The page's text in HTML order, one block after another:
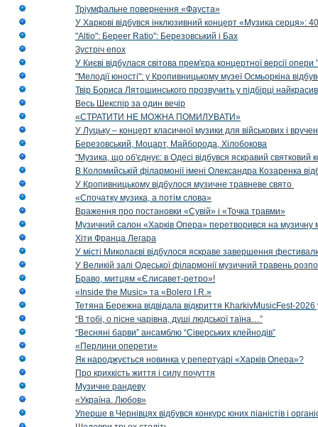
Тріумфальне повернення «Фауста»
У Харкові відбувся інклюзивний концерт «Музика серця»:
"Altio": Береer Ratio": Березовський і Бах
Зустріч епох
У Києві відбулася світова прем'єра концертної версії
"Мелодії юності": у Кропивницькому музеї Осмьоркіна
Твір Бориса Лятошинського прозвучить у підбірці
Весь Шекспір за один вечір
«СТРАТИТИ НЕ МОЖНА ПОМИЛУВАТИ»
У Луцьку – концерт класичної музики для військових і
Березовський, Моцарт, Майборода, Хілобокова
"Музика, що об'єднує: в Одесі відбувся яскравий
В Коломийській філармонії імені Олександра Козаренка
У Кропивницькому відбулося музичне травневе свято
«Спочатку музика, а потім слова»
Враження про постановки «Сувій» і «Точка травми»
Музичний салон «Харків Опера» перетворився на музичну
Хіти Франца Легара
У місті Миколаєві відбулося яскраве завершення
У Великій залі Одеської філармонії музичний травень
Браво, митцям «Єлисавет-ретро»!
«Inside the Music» та «Bolero I.R.»
Тетяна Бережна відвідала відкриття KharkivMusicFest-2026
“В тобі, о пісне чарівна, душі людської таїна…”
“Весняні барви” ансамблю “Сіверських клейнодів”
«Перлини оперети»
Як народжується новинка у репертуарі «Харків Опера»?
Про крихкість життя і силу почуття
Музичне рандеву
«Україна. Любов»
Уперше в Чернівцях відбувся конкурс юних піаністів і